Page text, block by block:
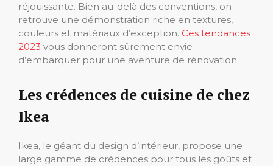
réjouissante. Bien au-delà des conventions, on
retrouve une démonstration riche en textures,
couleurs et matériaux d’exception. Ces tendances
2023 vous donneront sûrement envie
d’embarquer pour une aventure de rénovation.
Les crédences de cuisine de chez
Ikea
Ikea, le géant du design d’intérieur, propose une
large gamme de crédences pour tous les goûts et